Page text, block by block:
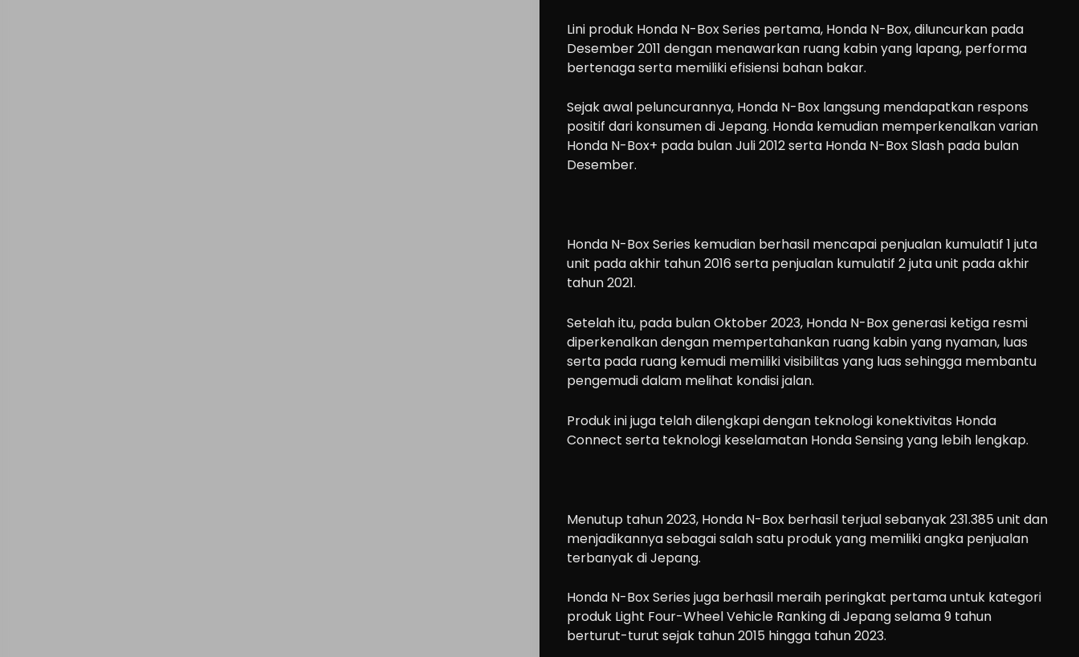
Motorcycle
Ride
n
Drive
Modification
Tips
Lini produk Honda N-Box Series pertama, Honda N-Box, diluncurkan pada
Desember 2011 dengan menawarkan ruang kabin yang lapang, performa
bertenaga serta memiliki efisiensi bahan bakar.
Sejak awal peluncurannya, Honda N-Box langsung mendapatkan respons
positif dari konsumen di Jepang. Honda kemudian memperkenalkan varian
Honda N-Box+ pada bulan Juli 2012 serta Honda N-Box Slash pada bulan
Desember.
Honda N-Box Series kemudian berhasil mencapai penjualan kumulatif 1 juta
unit pada akhir tahun 2016 serta penjualan kumulatif 2 juta unit pada akhir
tahun 2021.
Setelah itu, pada bulan Oktober 2023, Honda N-Box generasi ketiga resmi
diperkenalkan dengan mempertahankan ruang kabin yang nyaman, luas
serta pada ruang kemudi memiliki visibilitas yang luas sehingga membantu
pengemudi dalam melihat kondisi jalan.
Produk ini juga telah dilengkapi dengan teknologi konektivitas Honda
Connect serta teknologi keselamatan Honda Sensing yang lebih lengkap.
Menutup tahun 2023, Honda N-Box berhasil terjual sebanyak 231.385 unit dan
menjadikannya sebagai salah satu produk yang memiliki angka penjualan
terbanyak di Jepang.
Honda N-Box Series juga berhasil meraih peringkat pertama untuk kategori
produk Light Four-Wheel Vehicle Ranking di Jepang selama 9 tahun
berturut-turut sejak tahun 2015 hingga tahun 2023.